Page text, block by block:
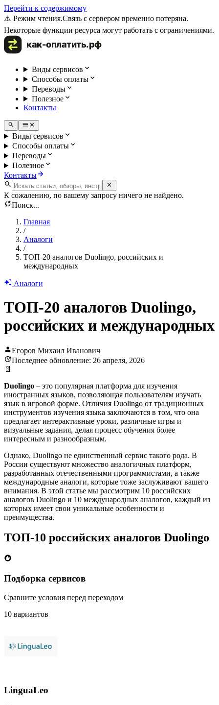
Перейти к содержимому
⚠️ Режим чтения.Связь с сервером временно потеряна.
Некоторые функции ресурса могут работать с ограничениями.
Виды сервисов
Способы оплаты
Переводы
Полезное
Контакты
Виды сервисов
Способы оплаты
Переводы
Полезное
Контакты
К сожалению, по вашему запросу ничего не найдено.
Поиск...
Главная
/
Аналоги
/
ТОП-20 аналогов Duolingo, российских и
международных
Аналоги
ТОП-20 аналогов Duolingo,
российских и международных
Егоров Михаил Иванович
Последнее обновление: 26 апреля, 2026
📄
Duolingo – это популярная платформа для изучения
иностранных языков, позволяющая пользователям изучать
язык в игровой форме. Отличия Duolingo от традиционных
инструментов изучения языка заключаются в том, что она
предлагает интерактивные уроки, различные игры и
визуальные задания, делая процесс обучения более
интересным и разнообразным.
Однако, Duolingo не единственный сервис такого рода. В
России существуют множество аналогичных платформ,
разработанных отечественными программистами, а также
международные аналоги, которые тоже заслуживают вашего
внимания. В этой статье мы рассмотрим 10 российских
аналогов Duolingo и 10 международных аналогов, каждый из
которых имеет свои уникальные особенности и
преимущества.
ТОП-10 российских аналогов Duolingo
Подборка сервисов
Сравните условия перед переходом
10 вариантов
LinguaLeo